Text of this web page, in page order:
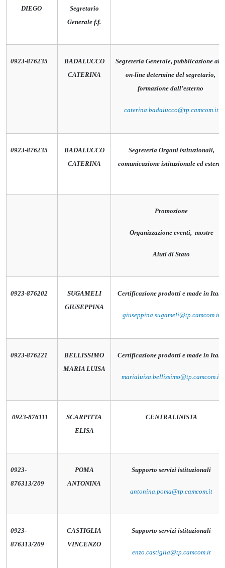
DIEGO
Segretario
Generale f.f.
0923-876235
BADALUCCO
CATERINA
Segreteria Generale, pubblicazione
on-line determine del segretario,
formazione dall’esterno
caterina.badalucco@tp.camcom.it
0923-876235
BADALUCCO
CATERINA
Segreteria Organi istituzionali,
comunicazione istituzionale ed esterna
Promozione
Organizzazione eventi, mostre
Aiuti di Stato
0923-876202
SUGAMELI
GIUSEPPINA
Certificazione prodotti e made in Italy
giuseppina.sugameli@tp.camcom.it
0923-876221
BELLISSIMO
MARIA LUISA
Certificazione prodotti e made in Italy
marialuisa.bellissimo@tp.camcom.it
0923-876111
SCARPITTA
ELISA
CENTRALINISTA
0923-
876313/209
POMA
ANTONINA
Supporto servizi istituzionali
antonina.poma@tp.camcom.it
0923-
876313/209
CASTIGLIA
VINCENZO
Supporto servizi istituzionali
enzo.castiglia@tp.camcom.it